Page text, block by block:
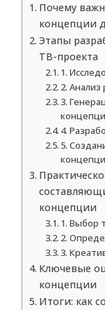
Почему
концепции
Этапы
ТВ-проекта
1.
2.
3.
4.
5.
концепции
1. Выбор
2.
3.
Ключевые
концепции
Итоги: как